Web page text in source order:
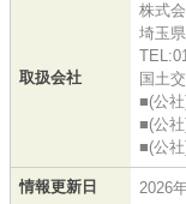
取扱会社
株式
埼玉
国土
■(公
■(公
■(公
情報更新日 2026